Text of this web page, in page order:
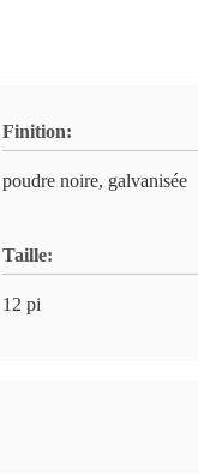
Finition:
poudre noire, galvanisée
Taille:
12 pi